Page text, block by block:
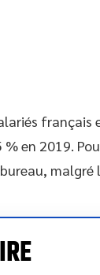
en 2019.
malgré